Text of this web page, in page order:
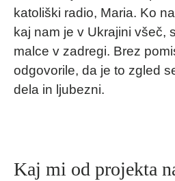
katoliški radio, Maria. Ko
kaj nam je v Ukrajini všeč,
malce v zadregi. Brez
odgovorile, da je to zgled
dela in ljubezni.
Kaj mi od projekta